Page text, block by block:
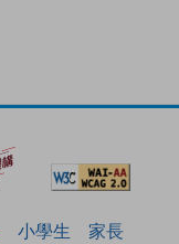
小學生
家長